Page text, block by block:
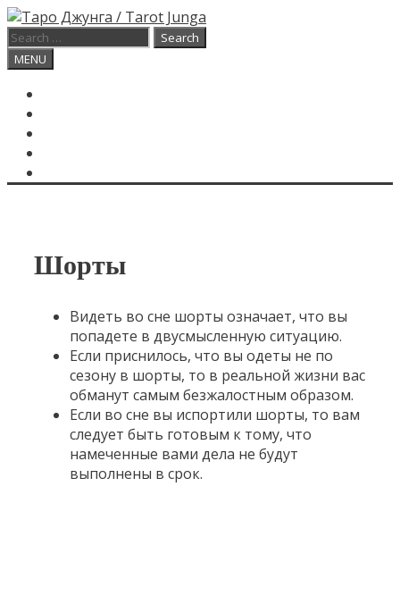
Skip
to
content
Search
for:
Search
MENU
Шорты
Видеть во сне шорты означает, что вы
попадете в двусмысленную ситуацию.
Если приснилось, что вы одеты не по
сезону в шорты, то в реальной жизни вас
обманут самым безжалостным образом.
Если во сне вы испортили шорты, то вам
следует быть готовым к тому, что
намеченные вами дела не будут
выполнены в срок.